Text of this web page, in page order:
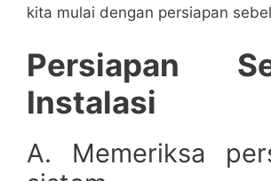
kita mulai dengan persiapan
Persiapan
Instalasi
A. Memeriksa